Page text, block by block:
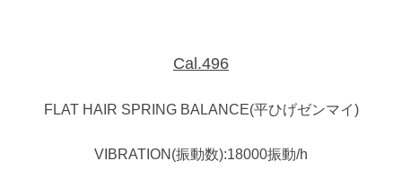
Cal.496
FLAT HAIR SPRING BALANCE(平ひげゼンマイ)
VIBRATION(振動数):18000振動/h